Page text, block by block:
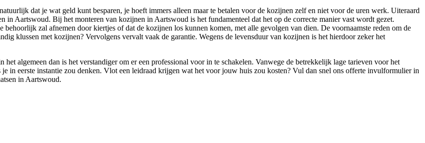
dat je wat geld kunt besparen, je hoeft immers alleen maar te betalen voor de kozijnen zelf en niet voor de uren werk. Uiteraard
in Aartswoud. Bij het monteren van kozijnen in Aartswoud is het fundamenteel dat het op de correcte manier vast wordt gezet.
behoorlijk zal afnemen door kiertjes of dat de kozijnen los kunnen komen, met alle gevolgen van dien. De voornaamste reden om de
klussen met kozijnen? Vervolgens vervalt vaak de garantie. Wegens de levensduur van kozijnen is het hierdoor zeker het
algemeen dan is het verstandiger om er een professional voor in te schakelen. Vanwege de betrekkelijk lage tarieven voor het
in eerste instantie zou denken. Vlot een leidraad krijgen wat het voor jouw huis zou kosten? Vul dan snel ons offerte invulformulier in
in Aartswoud.